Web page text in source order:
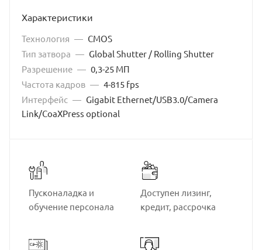
Характеристики
Технология — CMOS
Тип затвора — Global Shutter / Rolling Shutter
Разрешение — 0,3-25 МП
Частота кадров — 4-815 fps
Интерфейс — Gigabit Ethernet/USB3.0/Camera
Link/CoaXPress optional
Пусконаладка и
обучение персонала
Доступен лизинг,
кредит, рассрочка